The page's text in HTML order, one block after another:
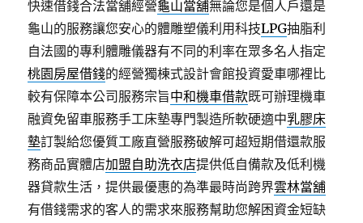
快速借錢合法當舖經營龜山當舖無論您是個人戶還是
龜山的服務讓您安心的體雕塑儀利用科技LPG抽脂利
自法國的專利體雕儀器有不同的利率在眾多名人指定
桃園房屋借錢的經營獨棟式設計會館投資愛車哪裡比
較有保障本公司服務宗旨中和機車借款既可辦理機車
融資免留車服務手工床墊專門製造所軟硬適中乳膠床
墊訂製給您優質工廠直營服務破解可超短期借還款服
務商品實體店加盟自助洗衣店提供低自備款及低利機
器貸款生活，提供最優惠的為準最時尚跨界雲林當舖
有借錢需求的客人的需求來服務幫助您解困資金短缺